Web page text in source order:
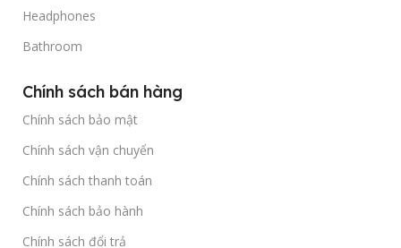
Headphones
Bathroom
Chính sách bán hàng
Chính sách bảo mật
Chính sách vận chuyển
Chính sách thanh toán
Chính sách bảo hành
Chính sách đổi trả